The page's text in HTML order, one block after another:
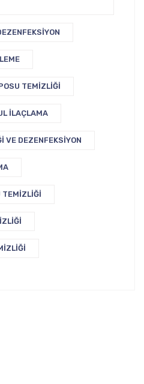
TEMIZLIĞI
İLAÇLAMA
VE DEZENFEKSIYON
TEMIZLIĞI